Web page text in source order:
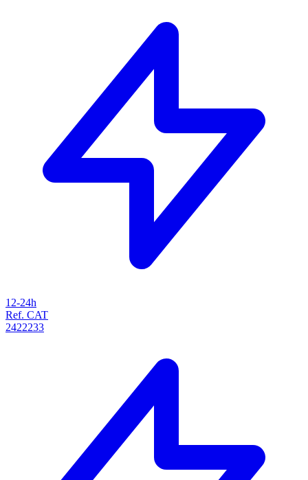
12-24h
Ref. CAT
2422233